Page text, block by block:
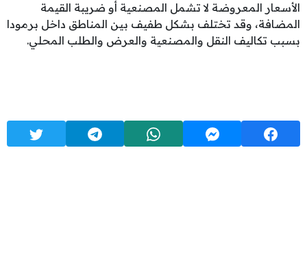
الأسعار المعروضة لا تشمل المصنعية أو ضريبة القيمة
المضافة، وقد تختلف بشكل طفيف بين المناطق داخل برمودا
بسبب تكاليف النقل والمصنعية والعرض والطلب المحلي.